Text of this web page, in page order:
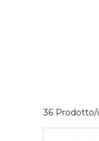
36 Prodotto/i